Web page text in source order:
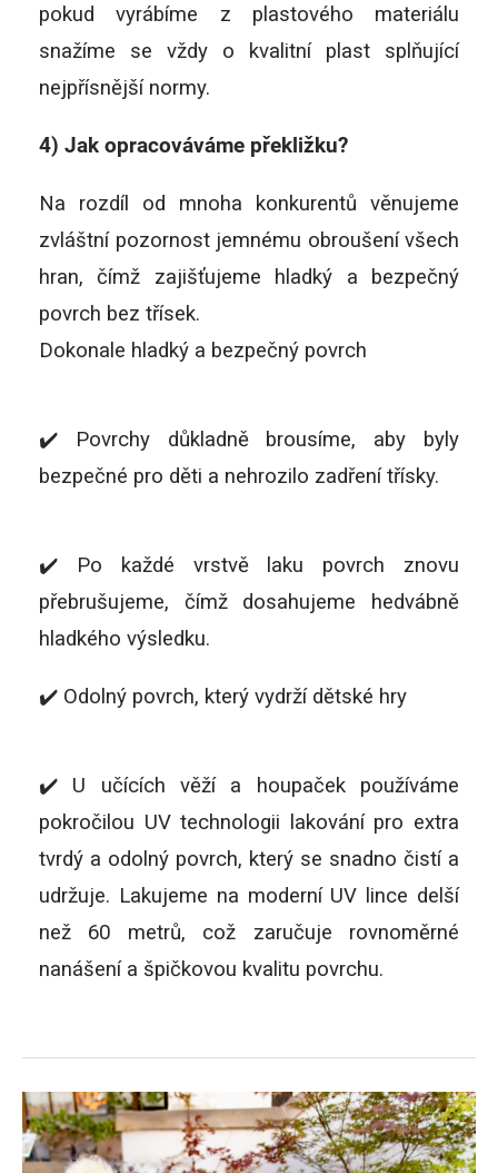
pokud vyrábíme z plastového materiálu
snažíme se vždy o kvalitní plast splňující
nejpřísnější normy.
4) Jak opracováváme překližku?
Na rozdíl od mnoha konkurentů věnujeme
zvláštní pozornost jemnému obroušení všech
hran, čímž zajišťujeme hladký a bezpečný
povrch bez třísek.
Dokonale hladký a bezpečný povrch
✔️ Povrchy důkladně brousíme, aby byly
bezpečné pro děti a nehrozilo zadření třísky.
✔️ Po každé vrstvě laku povrch znovu
přebrušujeme, čímž dosahujeme hedvábně
hladkého výsledku.
✔️ Odolný povrch, který vydrží dětské hry
✔️ U učících věží a houpaček používáme
pokročilou UV technologii lakování pro extra
tvrdý a odolný povrch, který se snadno čistí a
udržuje. Lakujeme na moderní UV lince delší
než 60 metrů, což zaručuje rovnoměrné
nanášení a špičkovou kvalitu povrchu.